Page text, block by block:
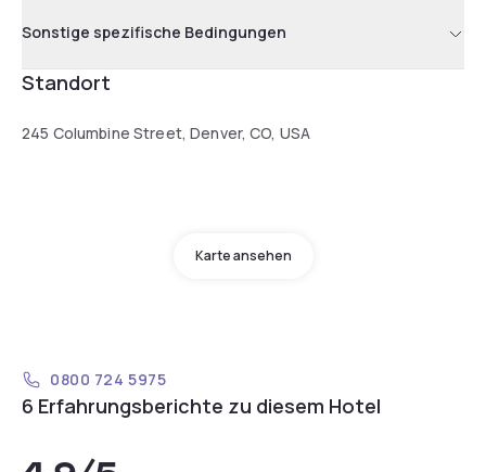
Sonstige spezifische Bedingungen
Standort
245 Columbine Street, Denver, CO, USA
Karte ansehen
0800 724 5975
6 Erfahrungsberichte zu diesem Hotel